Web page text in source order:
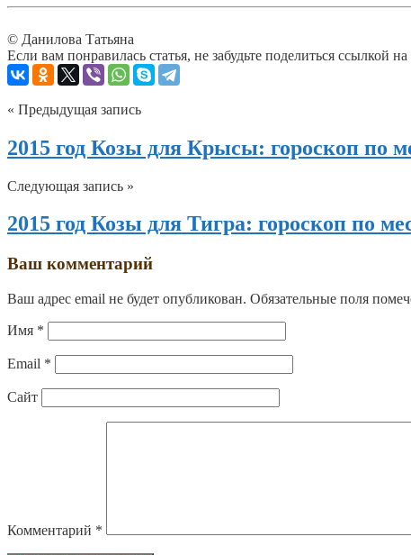
© Данилова Татьяна
Если вам понравилась статья, не забудьте поделиться ссылкой
« Предыдущая запись
2015 год Козы для Крысы: гороскоп по
Следующая запись »
2015 год Козы для Тигра: гороскоп по
Ваш комментарий
Ваш адрес email не будет опубликован. Обязательные поля
Имя *
Email *
Сайт
Комментарий *